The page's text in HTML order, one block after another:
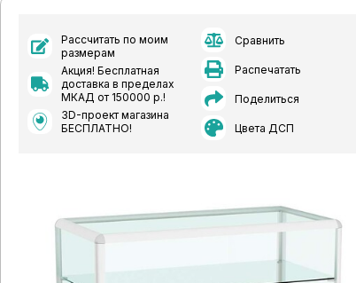
Рассчитать по моим
размерам
Акция! Бесплатная
доставка в пределах
МКАД от 150000 р.!
3D-проект магазина
БЕСПЛАТНО!
Сравнить
Распечатать
Поделиться
Цвета ДСП